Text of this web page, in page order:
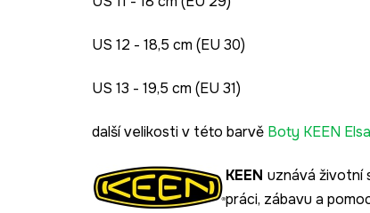
US 12 - 18,5 cm (EU 30)
US 13 - 19,5 cm (EU 31)
další velikosti v této barvě Boty KEEN
KEEN uznává životní
práci, zábavu a